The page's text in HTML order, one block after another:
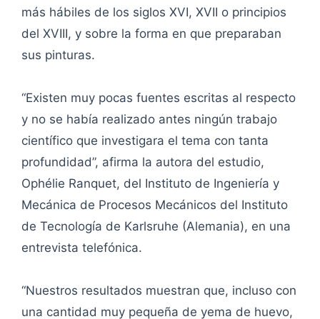
más hábiles de los siglos XVI, XVII o principios
del XVIII, y sobre la forma en que preparaban
sus pinturas.
“Existen muy pocas fuentes escritas al respecto
y no se había realizado antes ningún trabajo
científico que investigara el tema con tanta
profundidad”, afirma la autora del estudio,
Ophélie Ranquet, del Instituto de Ingeniería y
Mecánica de Procesos Mecánicos del Instituto
de Tecnología de Karlsruhe (Alemania), en una
entrevista telefónica.
“Nuestros resultados muestran que, incluso con
una cantidad muy pequeña de yema de huevo,